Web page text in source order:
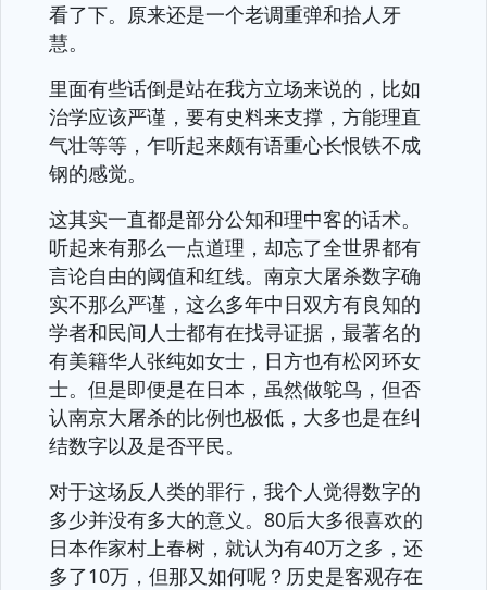
看了下。原来还是一个老调重弹和拾人牙
慧。
里面有些话倒是站在我方立场来说的，比如
治学应该严谨，要有史料来支撑，方能理直
气壮等等，乍听起来颇有语重心长恨铁不成
钢的感觉。
这其实一直都是部分公知和理中客的话术。
听起来有那么一点道理，却忘了全世界都有
言论自由的阈值和红线。南京大屠杀数字确
实不那么严谨，这么多年中日双方有良知的
学者和民间人士都有在找寻证据，最著名的
有美籍华人张纯如女士，日方也有松冈环女
士。但是即便是在日本，虽然做鸵鸟，但否
认南京大屠杀的比例也极低，大多也是在纠
结数字以及是否平民。
对于这场反人类的罪行，我个人觉得数字的
多少并没有多大的意义。80后大多很喜欢的
日本作家村上春树，就认为有40万之多，还
多了10万，但那又如何呢？历史是客观存在